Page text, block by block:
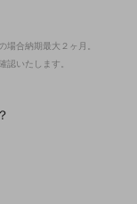
場合納期最大２ヶ月。
認いたします。